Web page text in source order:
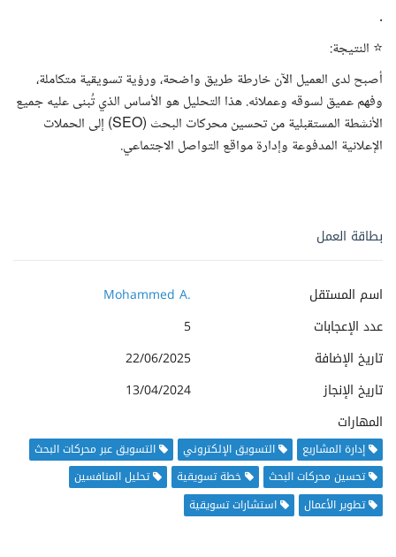
.
⭐ النتيجة:
أصبح لدى العميل الآن خارطة طريق واضحة، ورؤية تسويقية متكاملة،
وفهم عميق لسوقه وعملائه. هذا التحليل هو الأساس الذي تُبنى عليه جميع
الأنشطة المستقبلية من تحسين محركات البحث (SEO) إلى الحملات
الإعلانية المدفوعة وإدارة مواقع التواصل الاجتماعي.
بطاقة العمل
اسم المستقل
Mohammed A.
عدد الإعجابات
5
تاريخ الإضافة
22/06/2025
تاريخ الإنجاز
13/04/2024
المهارات
إدارة المشاريع التسويق الإلكتروني
التسويق عبر محركات البحث
تحسين محركات البحث
خطة تسويقية
تحليل المنافسين
تطوير الأعمال
استشارات تسويقية